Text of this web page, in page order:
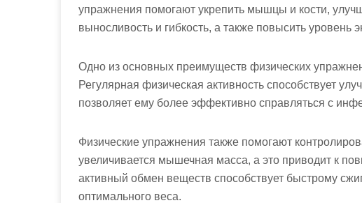
упражнения помогают укрепить мышцы и кости,
выносливость и гибкость, а также повысить уровень
Одно из основных преимуществ физических
Регулярная физическая активность способствует
позволяет ему более эффективно справляться с
Физические упражнения также помогают
увеличивается мышечная масса, а это приводит к
активный обмен веществ способствует быстрому
оптимального веса.